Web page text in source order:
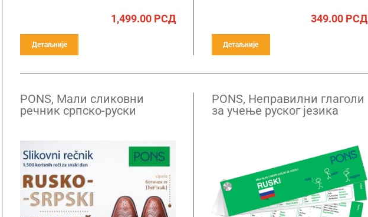
1,499.00РСД
Детаљније
349.00РСД
Детаљније
PONS, Мали сликовни
речник српско-руски
PONS, Неправилни глаголи
за учење руског језика